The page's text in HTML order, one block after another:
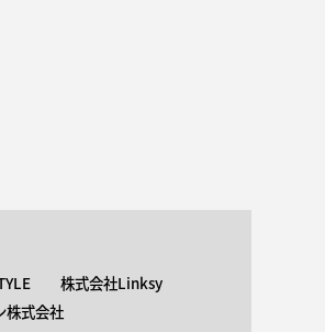
株式会社Linksy
株式会社